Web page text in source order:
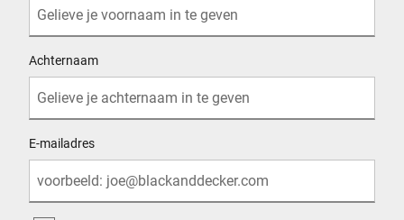
Achternaam
E-mailadres